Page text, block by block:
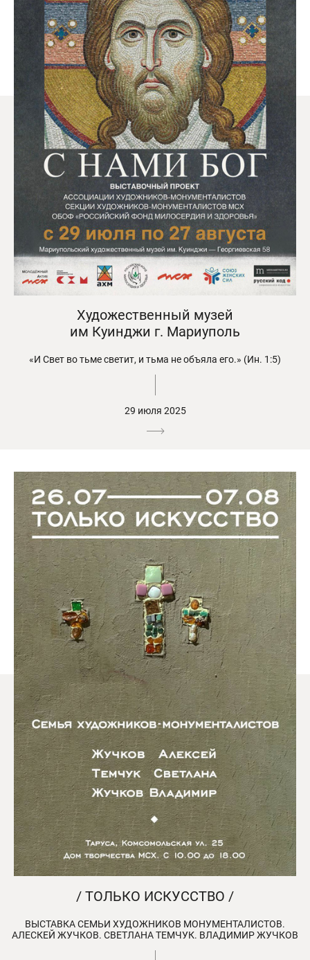
Художественный музей
им Куинджи г. Мариуполь
«И Свет во тьме светит, и тьма не объяла его.» (Ин. 1:5)
29 июля 2025
/ ТОЛЬКО ИСКУССТВО /
ВЫСТАВКА СЕМЬИ ХУДОЖНИКОВ МОНУМЕНТАЛИСТОВ.
АЛЕСКЕЙ ЖУЧКОВ. СВЕТЛАНА ТЕМЧУК. ВЛАДИМИР ЖУЧКОВ